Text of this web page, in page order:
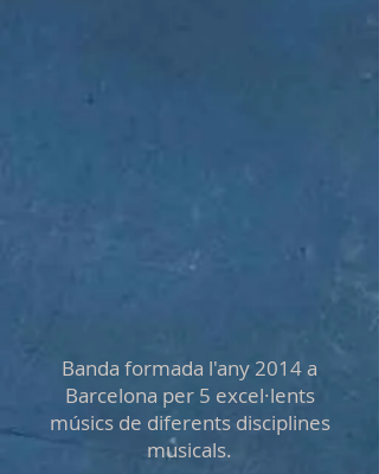
Banda formada l'any 2014 a
Barcelona per 5 excel·lents
músics de diferents disciplines
musicals.